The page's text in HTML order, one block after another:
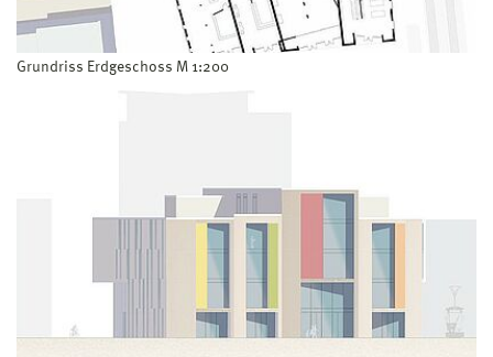
Grundriss Erdgeschoss M 1:200